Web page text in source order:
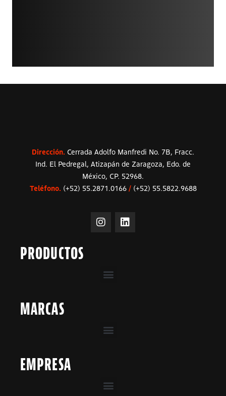
Dirección. Cerrada Adolfo Manfredi No. 7B, Fracc.
Ind. El Pedregal, Atizapán de Zaragoza, Edo. de
México, CP. 52968.
Teléfono. (+52) 55.2871.0166 /(+52) 55.5822.9688
PRODUCTOS
MARCAS
EMPRESA